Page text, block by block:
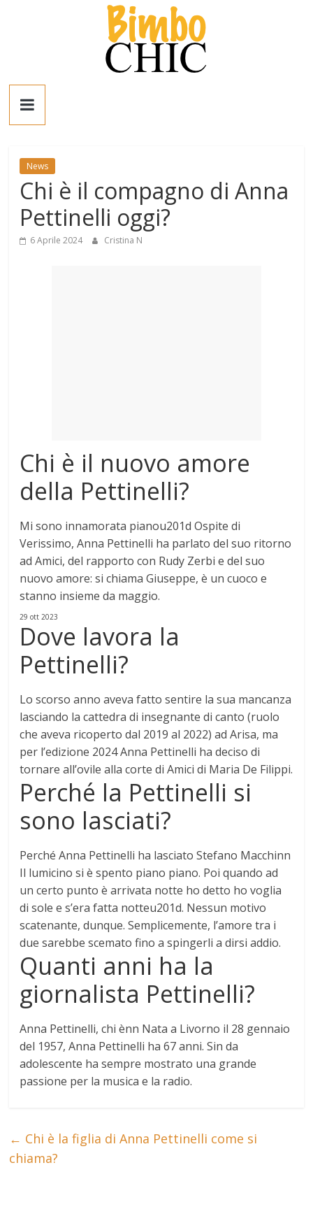
Bimbo
News
moda,
mamme,
spettacolo
News
Chi è il compagno di Anna
Pettinelli oggi?
6 Aprile 2024 Cristina N
Chi è il nuovo amore
della Pettinelli?
Misono innamorata pianou201d Ospite di
Verissimo, Anna Pettinelli ha parlato del suo ritorno
ad Amici, del rapporto con Rudy Zerbie del suo
nuovo amore: si chiama Giuseppe,è un cuocoe
stanno insieme da maggio.
29 ott 2023
Dove lavora la
Pettinelli?
Lo scorso anno aveva fatto sentire la sua mancanza
lasciando la cattedra di insegnante di canto (ruolo
che aveva ricoperto dal 2019 al 2022) ad Arisa, ma
per l’edizione 2024Anna Pettinelli ha deciso di
tornare all’ovile alla corte di Amici di Maria De Filippi.
Perché la Pettinelli si
sono lasciati?
Perché Anna Pettinelli ha lasciato Stefano Macchinn
Il lumicino si è spento piano piano. Poi quando ad
un certo punto è arrivata notte ho detto ho voglia
di sole e s’era fatta notteu201d. Nessun motivo
scatenante, dunque. Semplicemente, l’amore tra i
due sarebbe scemato fino a spingerli a dirsi addio.
Quanti anni ha la
giornalista Pettinelli?
Anna Pettinelli, chi ènn Nata a Livorno il 28 gennaio
del 1957, Anna Pettinelli ha67 anni. Sin da
adolescente ha sempre mostrato una grande
passione per la musica e la radio.
← Chi è la figlia di Anna Pettinelli come si
chiama?